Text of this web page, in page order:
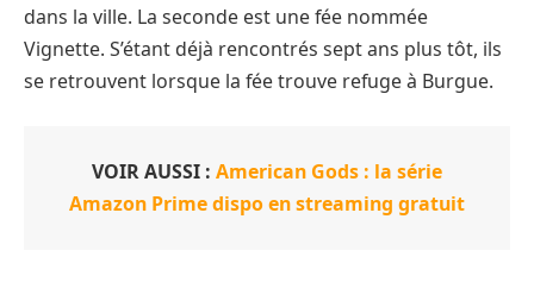
dans la ville. La seconde est une fée nommée
Vignette. S’étant déjà rencontrés sept ans plus tôt, ils
se retrouvent lorsque la fée trouve refuge à Burgue.
VOIR AUSSI : American Gods : la série
Amazon Prime dispo en streaming gratuit